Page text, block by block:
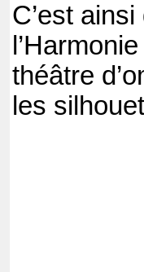
C’est
théâtre
les